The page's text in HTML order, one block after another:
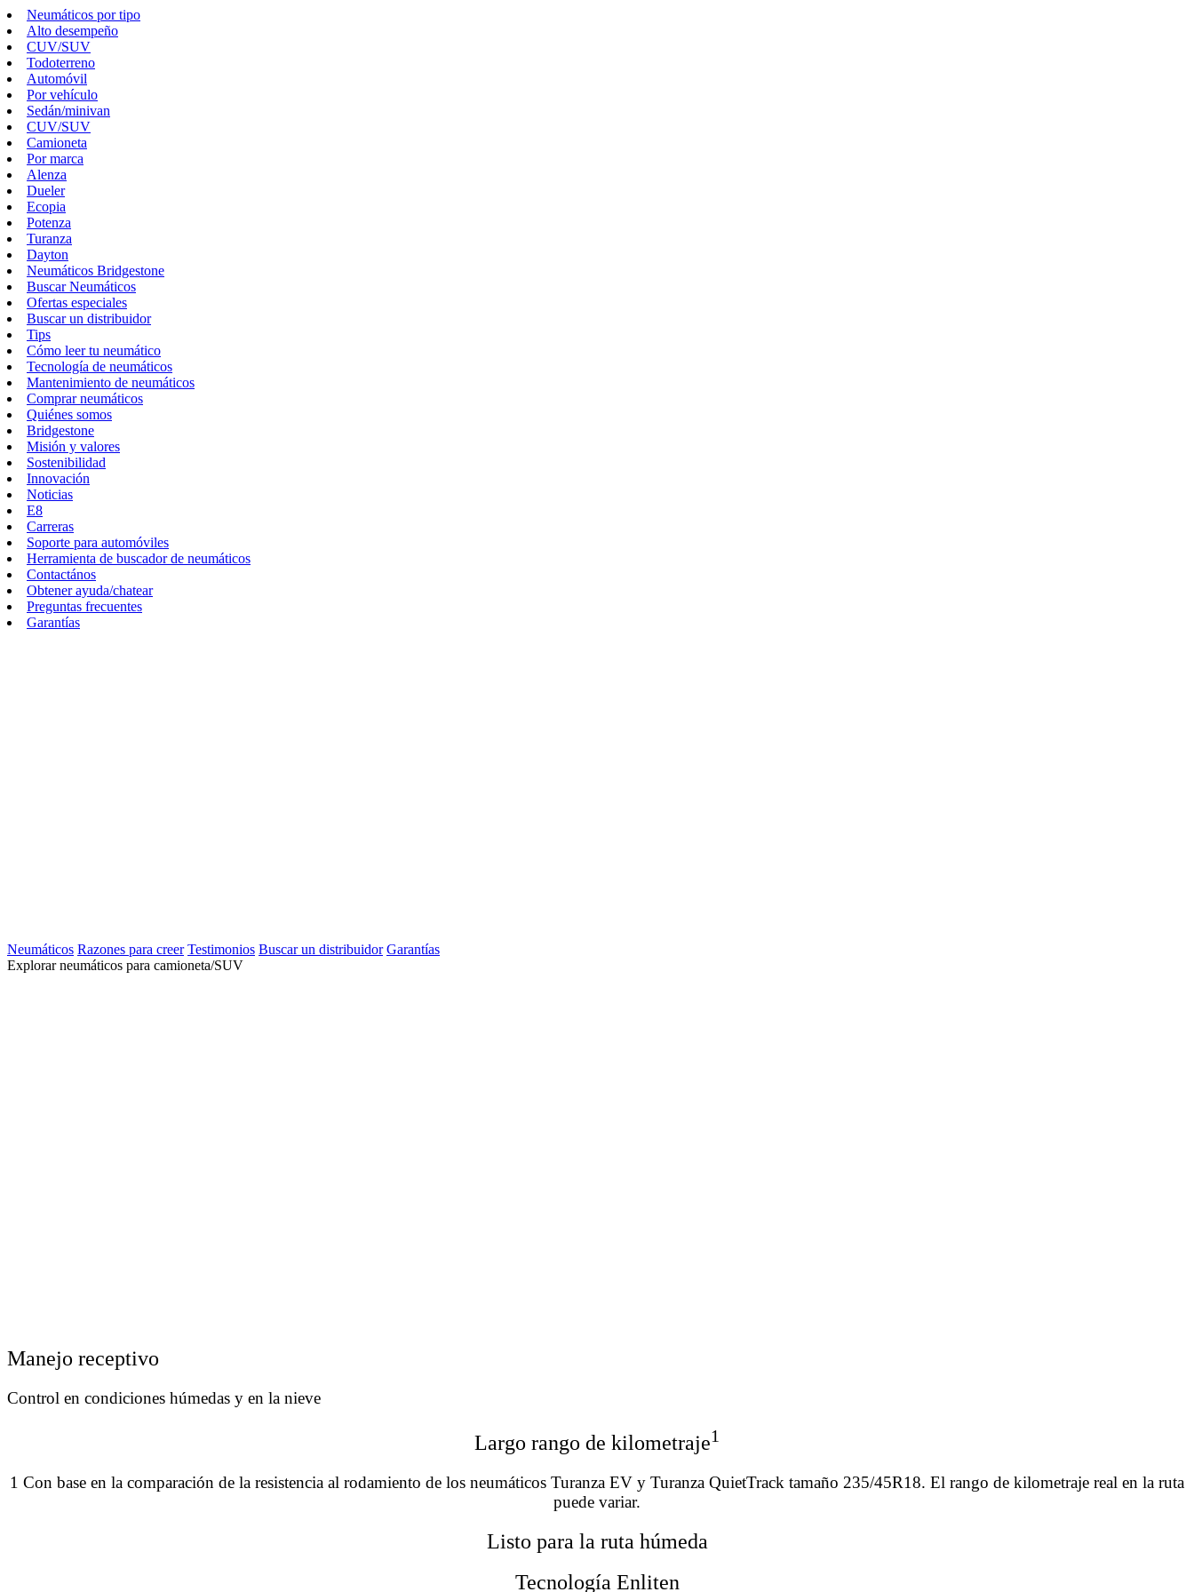
Neumáticos por tipo
Alto desempeño
CUV/SUV
Todoterreno
Automóvil
Por vehículo
Sedán/minivan
CUV/SUV
Camioneta
Por marca
Alenza
Dueler
Ecopia
Potenza
Turanza
Dayton
Neumáticos Bridgestone
Buscar Neumáticos
Ofertas especiales
Buscar un distribuidor
Tips
Cómo leer tu neumático
Tecnología de neumáticos
Mantenimiento de neumáticos
Comprar neumáticos
Quiénes somos
Bridgestone
Misión y valores
Sostenibilidad
Innovación
Noticias
E8
Carreras
Soporte para automóviles
Herramienta de buscador de neumáticos
Contactános
Obtener ayuda/chatear
Preguntas frecuentes
Garantías
Neumáticos Razones para creer Testimonios Buscar un distribuidor Garantías
Explorar neumáticos para camioneta/SUV
Manejo receptivo
Control en condiciones húmedas y en la nieve
Largo rango de kilometraje1
1 Con base en la comparación de la resistencia al rodamiento de los neumáticos Turanza EV y Turanza QuietTrack tamaño 235/45R18. El rango de kilometraje real en la ruta
puede variar.
Listo para la ruta húmeda
Tecnología Enliten